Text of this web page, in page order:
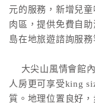
特
色
宿
元的服務，新增兒
肉區，提供免費自
島在地旅遊諮詢服務
大尖山風情會館內
人房更可享受king
質。地理位置良好